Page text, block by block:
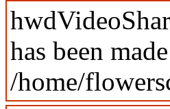
has been
/home/